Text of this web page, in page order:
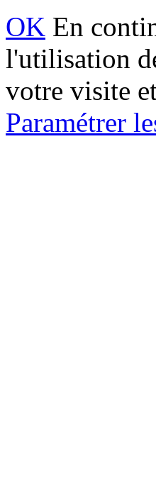
OK En
l'utilisation
votre visite
Paramétrer